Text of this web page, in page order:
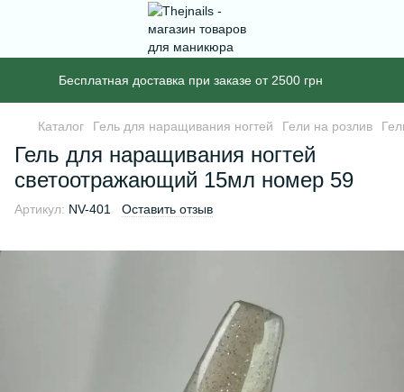
Бесплатная доставка при заказе от 2500 грн
Каталог Гель для наращивания ногтей Гели на розлив
Гель для наращивания ногтей
светоотражающий 15мл номер 59
Артикул: NV-401 Оставить отзыв